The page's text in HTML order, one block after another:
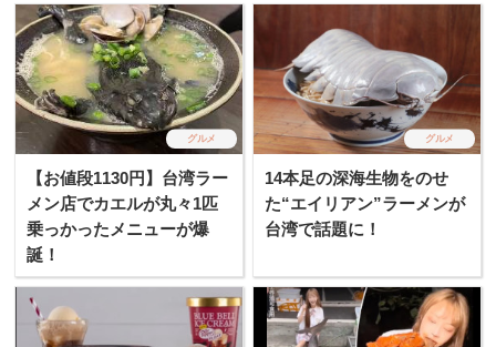
【お値段1130円】台湾ラー
メン店でカエルが丸々1匹
乗っかったメニューが爆
誕！
グルメ
14本足の深海生物をのせ
た“エイリアン”ラーメンが
台湾で話題に！
グルメ